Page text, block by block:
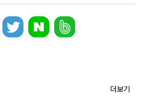
전남광주특별시, 광주권 시내버스 노선개편 계획대로 추진
핵심은 ‘정주여건’
더보기